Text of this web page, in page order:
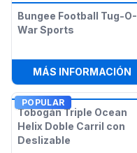
Bungee Football Tug-O-
War Sports
MÁS INFORMACIÓN:
POPULAR
Tobogán Triple Ocean
Helix Doble Carril con
Deslizable